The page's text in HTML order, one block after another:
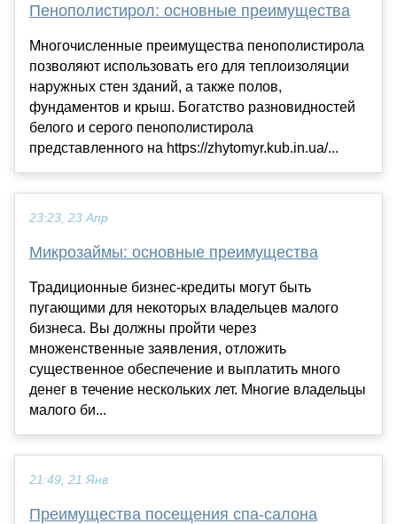
Пенополистирол: основные преимущества
Многочисленные преимущества пенополистирола
позволяют использовать его для теплоизоляции
наружных стен зданий, а также полов,
фундаментов и крыш. Богатство разновидностей
белого и серого пенополистирола
представленного на https://zhytomyr.kub.in.ua/...
23:23, 23 Апр
Микрозаймы: основные преимущества
Традиционные бизнес-кредиты могут быть
пугающими для некоторых владельцев малого
бизнеса. Вы должны пройти через
множенственные заявления, отложить
существенное обеспечение и выплатить много
денег в течение нескольких лет. Многие владельцы
малого би...
21:49, 21 Янв
Преимущества посещения спа-салона